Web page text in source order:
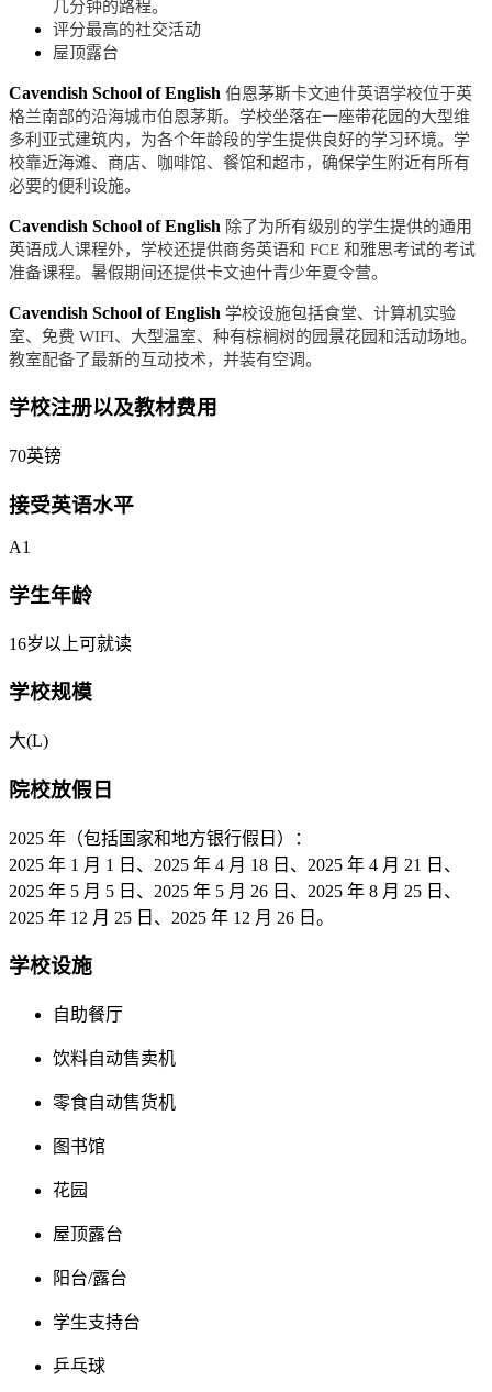
几分钟的路程。
评分最高的社交活动
屋顶露台
Cavendish School of English 伯恩茅斯卡文迪什英语学校位于英
格兰南部的沿海城市伯恩茅斯。学校坐落在一座带花园的大型维
多利亚式建筑内，为各个年龄段的学生提供良好的学习环境。学
校靠近海滩、商店、咖啡馆、餐馆和超市，确保学生附近有所有
必要的便利设施。
Cavendish School of English 除了为所有级别的学生提供的通用
英语成人课程外，学校还提供商务英语和 FCE 和雅思考试的考试
准备课程。暑假期间还提供卡文迪什青少年夏令营。
Cavendish School of English 学校设施包括食堂、计算机实验
室、免费 WIFI、大型温室、种有棕榈树的园景花园和活动场地。
教室配备了最新的互动技术，并装有空调。
学校注册以及教材费用
70英镑
接受英语水平
A1
学生年龄
16岁以上可就读
学校规模
大(L)
院校放假日
2025 年（包括国家和地方银行假日）：
2025 年 1 月 1 日、2025 年 4 月 18 日、2025 年 4 月 21 日、
2025 年 5 月 5 日、2025 年 5 月 26 日、2025 年 8 月 25 日、
2025 年 12 月 25 日、2025 年 12 月 26 日。
学校设施
自助餐厅
饮料自动售卖机
零食自动售货机
图书馆
花园
屋顶露台
阳台/露台
学生支持台
乒乓球